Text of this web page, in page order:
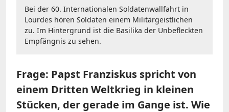
Bei der 60. Internationalen Soldatenwallfahrt in
Lourdes hören Soldaten einem Militärgeistlichen
zu. Im Hintergrund ist die Basilika der Unbefleckten
Empfängnis zu sehen.
Frage: Papst Franziskus spricht von
einem Dritten Weltkrieg in kleinen
Stücken, der gerade im Gange ist. Wie